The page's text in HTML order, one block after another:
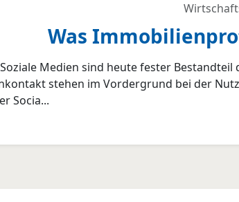
Was
Medien sind heute fester
stehen im Vordergrund bei der
Socia...